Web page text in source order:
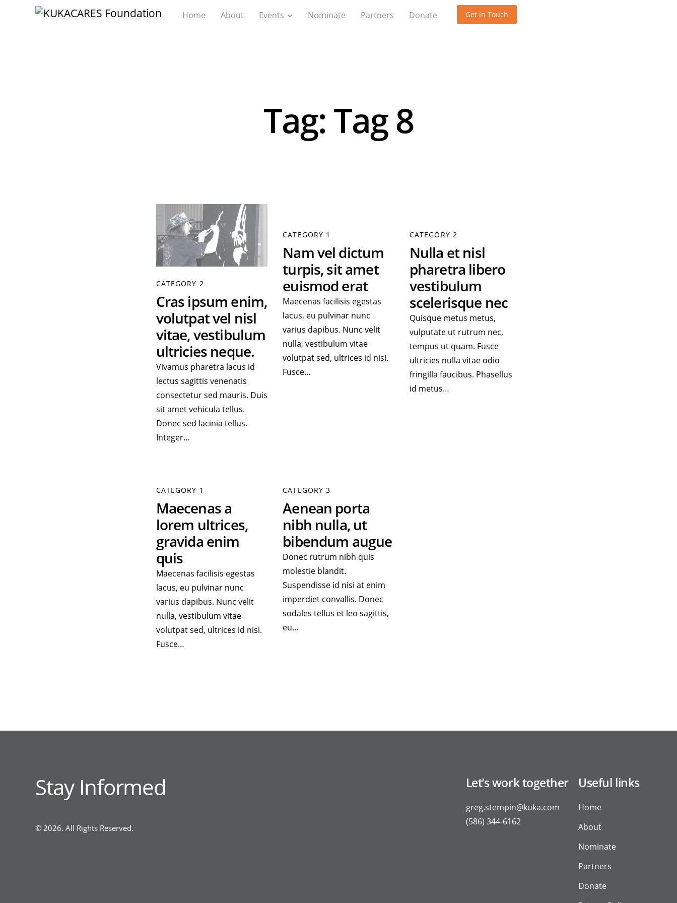
Home About Events Nominate Partners Donate Get in Touch
Tag: Tag 8
CATEGORY 2
Cras ipsum enim,
volutpat vel nisl
vitae, vestibulum
ultricies neque.
Vivamus pharetra lacus id
lectus sagittis venenatis
consectetur sed mauris. Duis
sit amet vehicula tellus.
Donec sed lacinia tellus.
Integer…
CATEGORY 1
Nam vel dictum
turpis, sit amet
euismod erat
Maecenas facilisis egestas
lacus, eu pulvinar nunc
varius dapibus. Nunc velit
nulla, vestibulum vitae
volutpat sed, ultrices id nisi.
Fusce…
CATEGORY 2
Nulla et nisl
pharetra libero
vestibulum
scelerisque nec
Quisque metus metus,
vulputate ut rutrum nec,
tempus ut quam. Fusce
ultricies nulla vitae odio
fringilla faucibus. Phasellus
id metus…
CATEGORY 1
Maecenas a
lorem ultrices,
gravida enim
quis
Maecenas facilisis egestas
lacus, eu pulvinar nunc
varius dapibus. Nunc velit
nulla, vestibulum vitae
volutpat sed, ultrices id nisi.
Fusce…
CATEGORY 3
Aenean porta
nibh nulla, ut
bibendum augue
Donec rutrum nibh quis
molestie blandit.
Suspendisse id nisi at enim
imperdiet convallis. Donec
sodales tellus et leo sagittis,
eu…
Stay Informed
© 2026. All Rights Reserved.
Let’s work together
greg.stempin@kuka.com
(586) 344-6162
Useful links
Home
About
Nominate
Partners
Donate